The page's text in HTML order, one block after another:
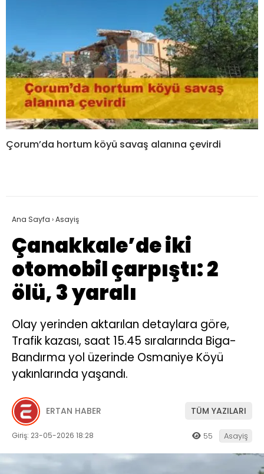
Çorum’da hortum köyü savaş alanına çevirdi
Ana Sayfa ›Asayiş
Çanakkale’de iki
otomobil çarpıştı: 2
ölü, 3 yaralı
Olay yerinden aktarılan detaylara göre,
Trafik kazası, saat 15.45 sıralarında Biga-
Bandırma yol üzerinde Osmaniye Köyü
yakınlarında yaşandı.
ERTAN HABER TÜM YAZILARI
Giriş: 23-05-2026 18:28 55 Asayiş